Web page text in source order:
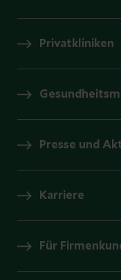
Privatkliniken
Presse und
Karriere
Für